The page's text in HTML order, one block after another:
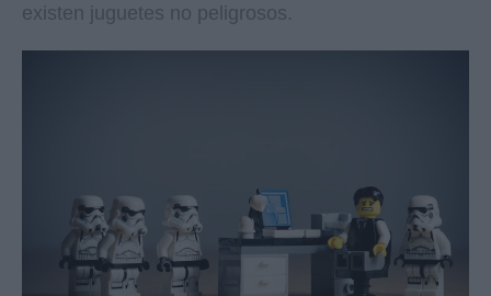
existen juguetes no peligrosos.